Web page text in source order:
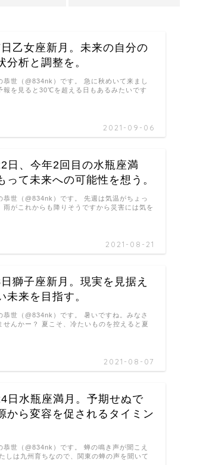
乙女座新月。未来の自分の
分析と調整を。
2021-09-06
恭世（@834nk）です。 急に秋めいて来まし
報を見ると30℃を超える日もあるみたいです
日、今年2回目の水瓶座満
って未来への可能性を想う。
2021-08-21
恭世（@834nk）です。 先週は気温がちょっ
雨がこれからも降りそうですから災害には気を
獅子座新月。現実を見据え
未来を目指す。
2021-08-07
恭世（@834nk）です。 暑いですね。みなさ
せんかー？ 夏こそ、冷たいものを控えると夏
日水瓶座満月。予期せぬで
から変容を促されるタイミン
恭世（@834nk）です。 蝉の鳴き声が聞こえ
しは九州育ちなので、関東の蝉の声を聞いて